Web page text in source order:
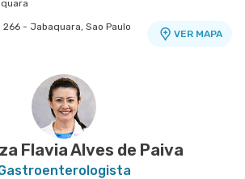
266 - Jabaquara, Sao Paulo
VER MAPA
311 - Vila Buarque, Sao
Flavia Alves de Paiva